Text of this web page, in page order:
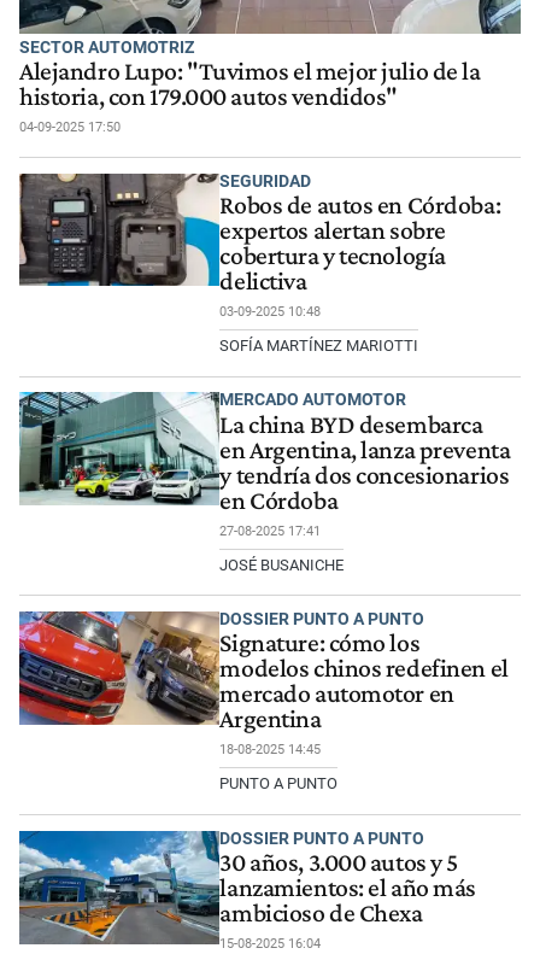
SECTOR AUTOMOTRIZ
Alejandro Lupo: "Tuvimos el mejor julio de la
historia, con 179.000 autos vendidos"
04-09-2025 17:50
SEGURIDAD
Robos de autos en Córdoba:
expertos alertan sobre
cobertura y tecnología
delictiva
03-09-2025 10:48
SOFÍA MARTÍNEZ MARIOTTI
MERCADO AUTOMOTOR
La china BYD desembarca
en Argentina, lanza preventa
y tendría dos concesionarios
en Córdoba
27-08-2025 17:41
JOSÉ BUSANICHE
DOSSIER PUNTO A PUNTO
Signature: cómo los
modelos chinos redefinen el
mercado automotor en
Argentina
18-08-2025 14:45
PUNTO A PUNTO
DOSSIER PUNTO A PUNTO
30 años, 3.000 autos y 5
lanzamientos: el año más
ambicioso de Chexa
15-08-2025 16:04